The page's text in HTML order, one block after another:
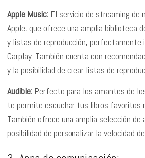
Apple Music: El servicio de streaming de
Apple, que ofrece una amplia biblioteca
y listas de reproducción, perfectamente
Carplay. También cuenta con
y la posibilidad de crear listas de
Audible: Perfecto para los amantes de
te permite escuchar tus libros favoritos
También ofrece una amplia selección de
posibilidad de personalizar la velocidad